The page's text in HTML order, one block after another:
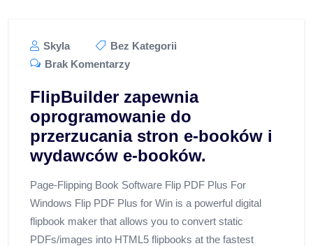
Skyla
Bez Kategorii
Brak Komentarzy
FlipBuilder zapewnia
oprogramowanie do
przerzucania stron e-booków i
wydawców e-booków.
Page-Flipping Book Software Flip PDF Plus For
Windows Flip PDF Plus for Win is a powerful digital
flipbook maker that allows you to convert static
PDFs/images into HTML5 flipbooks at the fastest